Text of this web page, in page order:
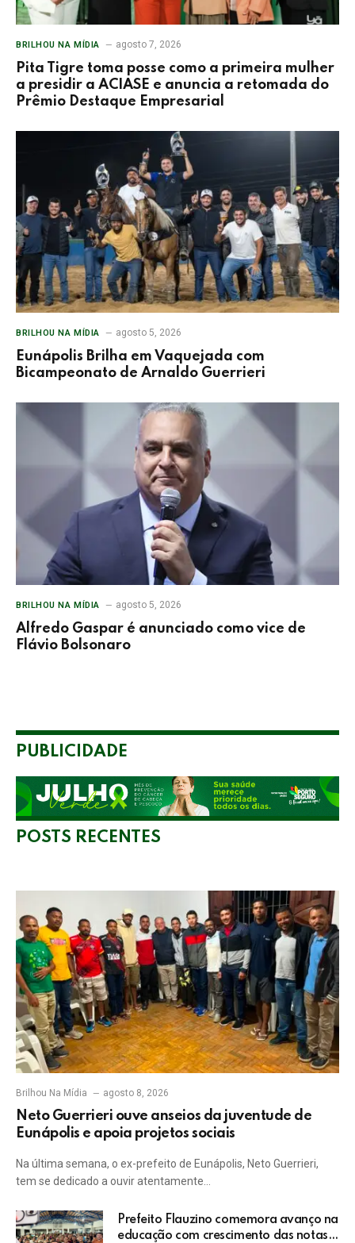
BRILHOU NA MÍDIA agosto 7, 2026
Pita Tigre toma posse como a primeira mulher
a presidir a ACIASE e anuncia a retomada do
Prêmio Destaque Empresarial
BRILHOU NA MÍDIA agosto 5, 2026
Eunápolis Brilha em Vaquejada com
Bicampeonato de Arnaldo Guerrieri
BRILHOU NA MÍDIA agosto 5, 2026
Alfredo Gaspar é anunciado como vice de
Flávio Bolsonaro
PUBLICIDADE
POSTS RECENTES
Brilhou Na Mídia agosto 8, 2026
Neto Guerrieri ouve anseios da juventude de
Eunápolis e apoia projetos sociais
Na última semana, o ex-prefeito de Eunápolis, Neto Guerrieri,
tem se dedicado a ouvir atentamente…
Prefeito Flauzino comemora avanço na
educação com crescimento das notas